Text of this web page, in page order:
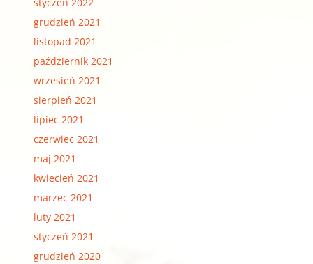
styczeń 2022
grudzień 2021
listopad 2021
październik 2021
wrzesień 2021
sierpień 2021
lipiec 2021
czerwiec 2021
maj 2021
kwiecień 2021
marzec 2021
luty 2021
styczeń 2021
grudzień 2020